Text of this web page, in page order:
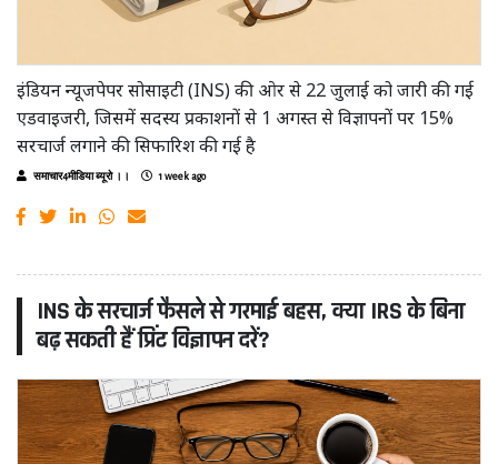
इंडियन न्यूजपेपर सोसाइटी (INS) की ओर से 22 जुलाई को जारी की गई
एडवाइजरी, जिसमें सदस्य प्रकाशनों से 1 अगस्त से विज्ञापनों पर 15%
सरचार्ज लगाने की सिफारिश की गई है
समाचार4मीडिया ब्यूरो ।। 1 week ago
INS के सरचार्ज फैसले से गरमाई बहस, क्या IRS के बिना
बढ़ सकती हैं प्रिंट विज्ञापन दरें?